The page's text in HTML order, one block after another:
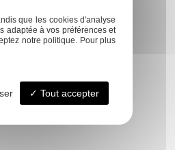
que les cookies d'analyse
adaptée à vos préférences et
notre politique. Pour plus
Tout accepter